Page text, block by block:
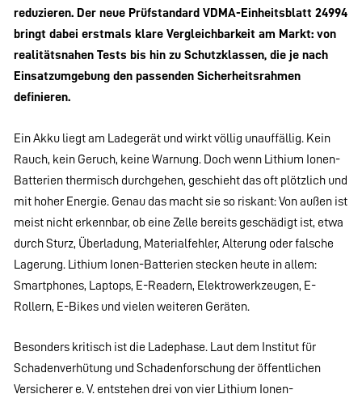
reduzieren. Der neue Prüfstandard VDMA-Einheitsblatt 24994
bringt dabei erstmals klare Vergleichbarkeit am Markt: von
realitätsnahen Tests bis hin zu Schutzklassen, die je nach
Einsatzumgebung den passenden Sicherheitsrahmen
definieren.
Ein Akku liegt am Ladegerät und wirkt völlig unauffällig. Kein
Rauch, kein Geruch, keine Warnung. Doch wenn Lithium Ionen-
Batterien thermisch durchgehen, geschieht das oft plötzlich und
mit hoher Energie. Genau das macht sie so riskant: Von außen ist
meist nicht erkennbar, ob eine Zelle bereits geschädigt ist, etwa
durch Sturz, Überladung, Materialfehler, Alterung oder falsche
Lagerung. Lithium Ionen-Batterien stecken heute in allem:
Smartphones, Laptops, E-Readern, Elektrowerkzeugen, E-
Rollern, E-Bikes und vielen weiteren Geräten.
Besonders kritisch ist die Ladephase. Laut dem Institut für
Schadenverhütung und Schadenforschung der öffentlichen
Versicherer e. V. entstehen drei von vier Lithium Ionen-